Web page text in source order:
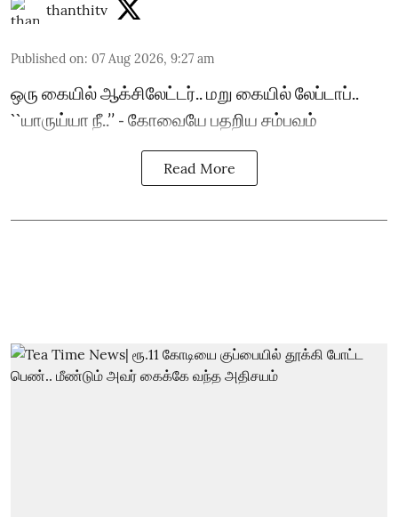
thanthitv
Published on: 07 Aug 2026, 9:27 am
ஒரு கையில் ஆக்சிலேட்டர்.. மறு கையில் லேப்டாப்..
``யாருய்யா நீ..’’ - கோவையே பதறிய சம்பவம்
Read More